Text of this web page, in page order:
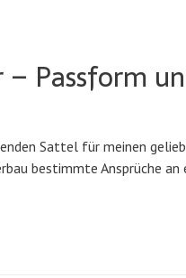
Passform
Sattel für meinen
bestimmte Ansprüche